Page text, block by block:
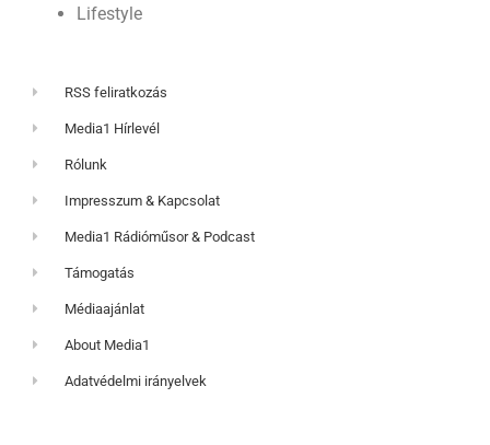
Lifestyle
RSS feliratkozás
Media1 Hírlevél
Rólunk
Impresszum & Kapcsolat
Media1 Rádióműsor & Podcast
Támogatás
Médiaajánlat
About Media1
Adatvédelmi irányelvek